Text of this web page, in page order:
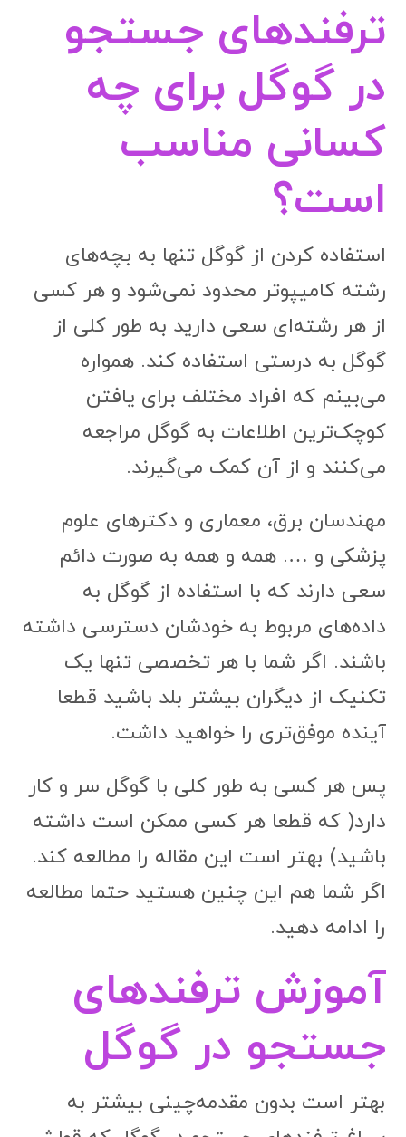
ترفندهای جستجو
در گوگل برای چه
کسانی مناسب
است؟
استفاده کردن از گوگل تنها به بچه‌های
رشته کامیپوتر محدود نمی‌شود و هر کسی
از هر رشته‌ای سعی دارید به طور کلی از
گوگل به درستی استفاده کند. همواره
می‌بینم که افراد مختلف برای یافتن
کوچک‌ترین اطلاعات به گوگل مراجعه
می‌کنند و از آن کمک می‌گیرند.
مهندسان برق، معماری و دکترهای علوم
پزشکی و …. همه و همه به صورت دائم
سعی دارند که با استفاده از گوگل به
داده‌های مربوط به خودشان دسترسی داشته
باشند. اگر شما با هر تخصصی تنها یک
تکنیک از دیگران بیشتر بلد باشید قطعا
آینده موفق‌تری را خواهید داشت.
پس هر کسی به طور کلی با گوگل سر و کار
دارد( که قطعا هر کسی ممکن است داشته
باشید) بهتر است این مقاله را مطالعه کند.
اگر شما هم این چنین هستید حتما مطالعه
را ادامه دهید.
آموزش ترفندهای
جستجو در گوگل
بهتر است بدون مقدمه‌چینی بیشتر به